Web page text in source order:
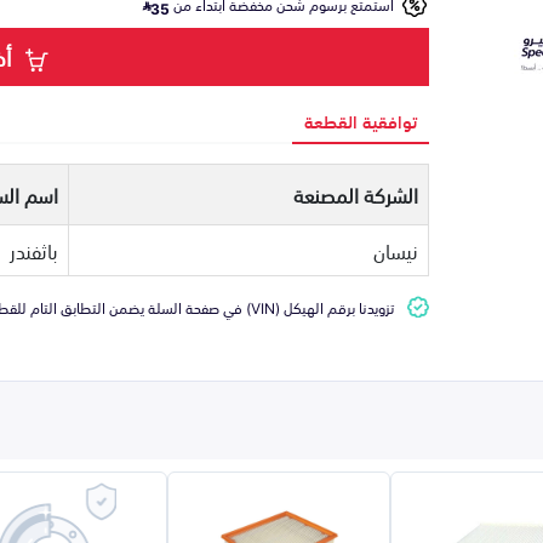
35
توافقية القطعة
الشركة المصنعة
اسم
نيسان
باثفندر
تزويدنا برقم الهيكل (VIN) في صفحة السلة يضمن التطابق التام للقطعة مع سيارتك